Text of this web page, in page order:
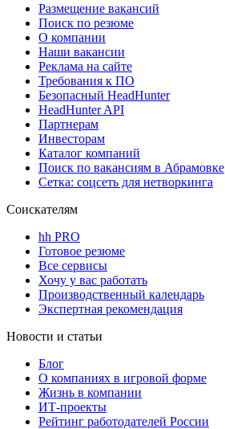
Размещение вакансий
Поиск по резюме
О компании
Наши вакансии
Реклама на сайте
Требования к ПО
Безопасный HeadHunter
HeadHunter API
Партнерам
Инвесторам
Каталог компаний
Поиск по вакансиям в Абрамовке
Сетка: соцсеть для нетворкинга
Соискателям
hh PRO
Готовое резюме
Все сервисы
Хочу у вас работать
Производственный календарь
Экспертная рекомендация
Новости и статьи
Блог
О компаниях в игровой форме
Жизнь в компании
ИТ-проекты
Рейтинг работодателей России